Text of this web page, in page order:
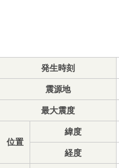
発生時刻
震源地
最大震度
位置
緯度
経度